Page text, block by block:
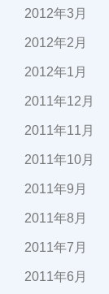
2012年3月
2012年2月
2012年1月
2011年12月
2011年11月
2011年10月
2011年9月
2011年8月
2011年7月
2011年6月